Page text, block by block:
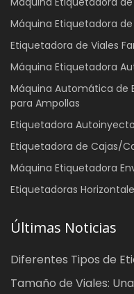
Máquina Etiquetadora de
Etiquetadora de Viales
Máquina Etiquetadora
Máquina Automática de
para Ampollas
Etiquetadora
Etiquetadora de Cajas/
Máquina Etiquetadora
Etiquetadoras
Últimas Noticias
Diferentes Tipos de
Tamaño de Viales: